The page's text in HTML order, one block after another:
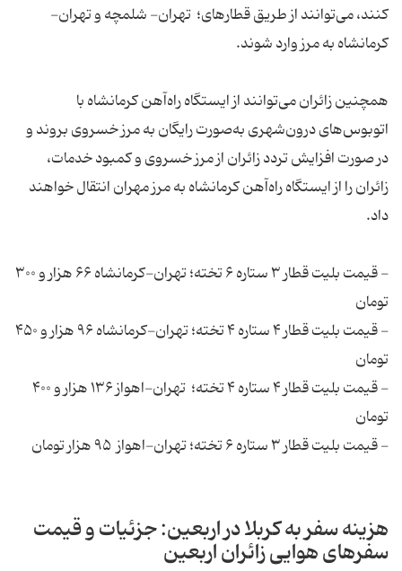
کنند، می‌توانند از طریق قطارهای؛ تهران- شلمچه و تهران-
کرمانشاه به مرز وارد شوند.
همچنین زائران می‌توانند از ایستگاه راه‌آهن کرمانشاه با
اتوبوس‌های درون‌شهری به‌صورت رایگان به مرز خسروی بروند و
در صورت افزایش تردد زائران از مرز خسروی و کمبود خدمات،
زائران را از ایستگاه راه‌آهن کرمانشاه به مرز مهران انتقال خواهند
داد.
- قیمت بلیت قطار ۳ ستاره ۶ تخته؛ تهران-کرمانشاه ۶۶ هزار و ۳۰۰
تومان
- قیمت بلیت قطار ۴ ستاره ۴ تخته؛ تهران-کرمانشاه ۹۶ هزار و ۴۵۰
تومان
- قیمت بلیت قطار ۴ ستاره ۴ تخته؛ تهران-اهواز ۱۳۶ هزار و ۴۰۰
تومان
- قیمت بلیت قطار ۳ ستاره ۶ تخته؛ تهران-اهواز ۹۵ هزار تومان
هزینه سفر به کربلا در اربعین: جزئیات و قیمت
سفرهای هوایی زائران اربعین